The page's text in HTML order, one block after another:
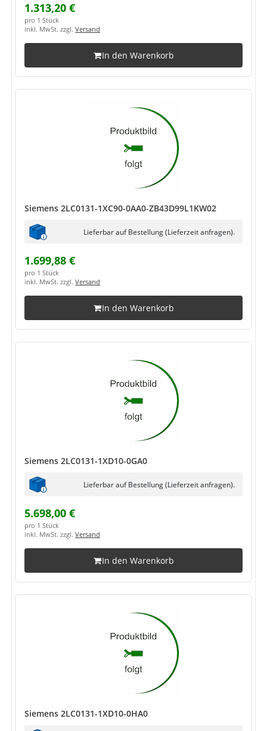
1.313,20 €
pro 1 Stück
inkl. MwSt. zzgl. Versand
In den Warenkorb
Siemens 2LC0131-1XC90-0AA0-ZB43D99L1KW02
Lieferbar auf Bestellung (Lieferzeit anfragen).
1.699,88 €
pro 1 Stück
inkl. MwSt. zzgl. Versand
In den Warenkorb
Siemens 2LC0131-1XD10-0GA0
Lieferbar auf Bestellung (Lieferzeit anfragen).
5.698,00 €
pro 1 Stück
inkl. MwSt. zzgl. Versand
In den Warenkorb
Siemens 2LC0131-1XD10-0HA0